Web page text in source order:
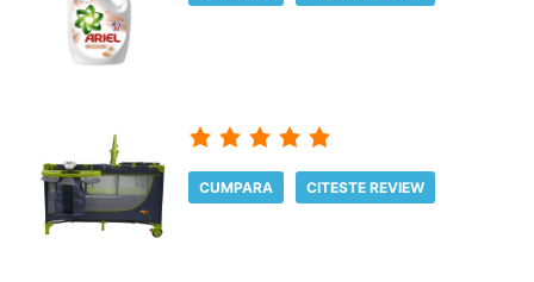
CUMPARA CITESTE REVIEW